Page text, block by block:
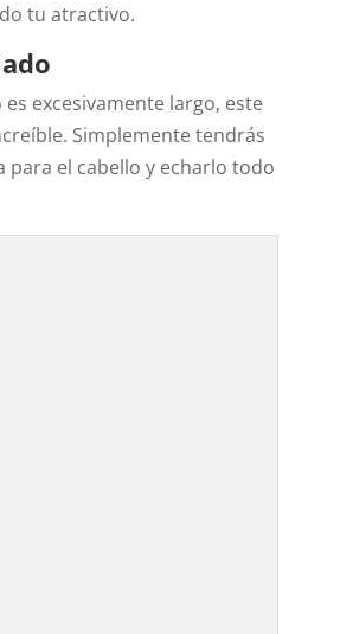
tu atractivo.
excesivamente largo, este
Simplemente tendrás
para el cabello y echarlo todo